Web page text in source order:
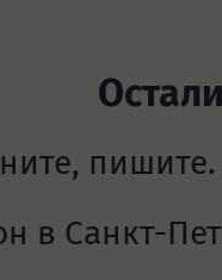
в Санкт-